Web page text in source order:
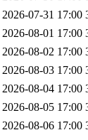
2026-07-31 17:00
2026-08-01 17:00
2026-08-02 17:00
2026-08-03 17:00
2026-08-04 17:00
2026-08-05 17:00
2026-08-06 17:00